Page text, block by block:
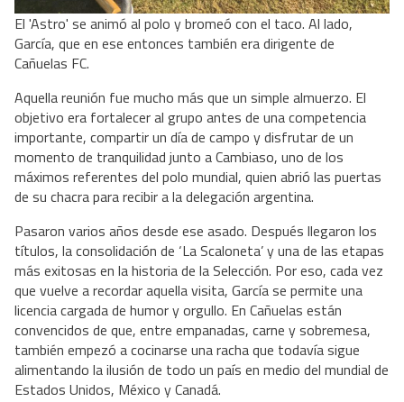
El 'Astro' se animó al polo y bromeó con el taco. Al lado,
García, que en ese entonces también era dirigente de
Cañuelas FC.
Aquella reunión fue mucho más que un simple almuerzo. El
objetivo era fortalecer al grupo antes de una competencia
importante, compartir un día de campo y disfrutar de un
momento de tranquilidad junto a Cambiaso, uno de los
máximos referentes del polo mundial, quien abrió las puertas
de su chacra para recibir a la delegación argentina.
Pasaron varios años desde ese asado. Después llegaron los
títulos, la consolidación de ‘La Scaloneta’ y una de las etapas
más exitosas en la historia de la Selección. Por eso, cada vez
que vuelve a recordar aquella visita, García se permite una
licencia cargada de humor y orgullo. En Cañuelas están
convencidos de que, entre empanadas, carne y sobremesa,
también empezó a cocinarse una racha que todavía sigue
alimentando la ilusión de todo un país en medio del mundial de
Estados Unidos, México y Canadá.